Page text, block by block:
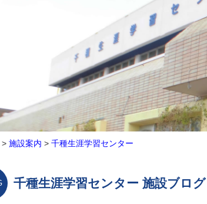
> 施設案内 > 千種生涯学習センター
千種生涯学習センター 施設ブログ